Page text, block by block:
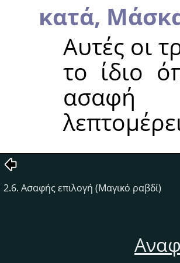
κατά,
Αυτές οι
το ίδιο
ασαφή
2.6. Ασαφής επιλογή (Μαγικό ραβδί)